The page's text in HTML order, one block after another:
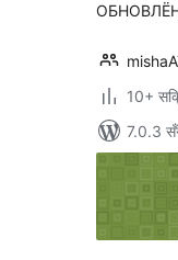
10+
7.0.3